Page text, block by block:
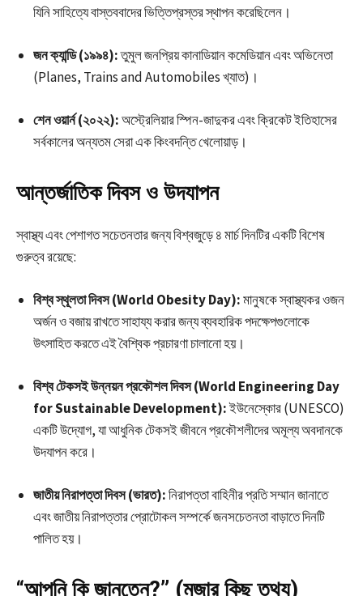
যিনি সাহিত্যে বাস্তববাদের ভিত্তিপ্রস্তর স্থাপন করেছিলেন।
জন ক্যান্ডি (১৯৯৪):তুমুল জনপ্রিয় কানাডিয়ান কমেডিয়ান এবং অভিনেতা
(Planes, Trains and Automobiles খ্যাত)।
শেন ওয়ার্ন (২০২২):অস্ট্রেলিয়ার স্পিন-জাদুকর এবং ক্রিকেট ইতিহাসের
সর্বকালের অন্যতম সেরা এক কিংবদন্তি খেলোয়াড়।
আন্তর্জাতিক দিবস ও উদযাপন
স্বাস্থ্য এবং পেশাগত সচেতনতার জন্য বিশ্বজুড়ে ৪ মার্চ দিনটির একটি বিশেষ
গুরুত্ব রয়েছে:
বিশ্ব স্থূলতা দিবস (World Obesity Day):মানুষকে স্বাস্থ্যকর ওজন
অর্জন ও বজায় রাখতে সাহায্য করার জন্য ব্যবহারিক পদক্ষেপগুলোকে
উৎসাহিত করতে এই বৈশ্বিক প্রচারণা চালানো হয়।
বিশ্ব টেকসই উন্নয়ন প্রকৌশল দিবস (World Engineering Day
for Sustainable Development):ইউনেস্কোর (UNESCO)
একটি উদ্যোগ, যা আধুনিক টেকসই জীবনে প্রকৌশলীদের অমূল্য অবদানকে
উদযাপন করে।
জাতীয় নিরাপত্তা দিবস (ভারত):নিরাপত্তা বাহিনীর প্রতি সম্মান জানাতে
এবং জাতীয় নিরাপত্তার প্রোটোকল সম্পর্কে জনসচেতনতা বাড়াতে দিনটি
পালিত হয়।
“আপনি কি জানতেন?” (মজার কিছু তথ্য)